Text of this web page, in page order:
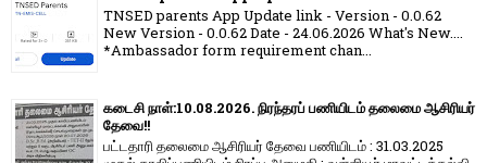
TNSED parents App Update link - Version - 0.0.62
New Version - 0.0.62 Date - 24.06.2026 What's New....
*Ambassador form requirement chan...
கடைசி நாள்:10.08.2026. நிரந்தரப் பணியிடம் தலைமை ஆசிரியர்
தேவை!!
பட்டதாரி தலைமை ஆசிரியர் தேவை பணியிடம் : 31.03.2025